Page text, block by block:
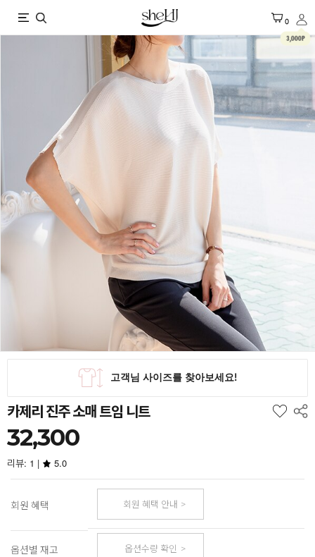
X 0
3,000P
카제리 진주 소매 트임 니트
32,300
리뷰: 1 | 5.0
회원 혜택 회원 혜택 안내
옵션별 재고 옵션수량 확인